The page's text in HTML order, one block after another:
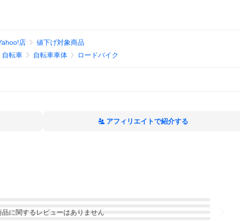
店
値下げ対象商品
自転車 自転車車体 ロードバイク
アフィリエイトで紹介する
品に関するレビューはありません